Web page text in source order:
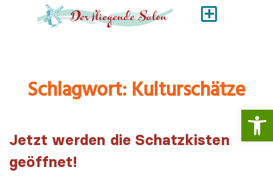
Schlagwort:Kulturschätze
Jetzt werden die Schatzkisten
geöffnet!